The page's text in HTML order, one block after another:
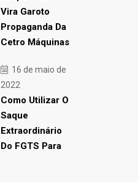
Vira Garoto
Propaganda Da
Cetro Máquinas
16 de maio de
2022
Como Utilizar O
Saque
Extraordinário
Do FGTS Para